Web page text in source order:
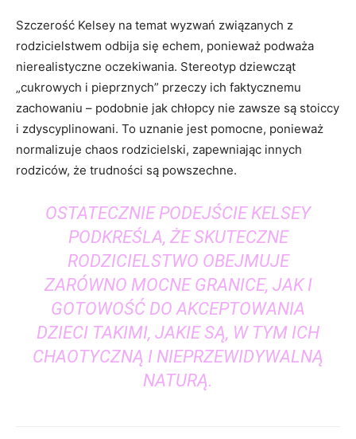
Szczerość Kelsey na temat wyzwań związanych z
rodzicielstwem odbija się echem, ponieważ podważa
nierealistyczne oczekiwania. Stereotyp dziewcząt
„cukrowych i pieprznych” przeczy ich faktycznemu
zachowaniu – podobnie jak chłopcy nie zawsze są stoiccy
i zdyscyplinowani. To uznanie jest pomocne, ponieważ
normalizuje chaos rodzicielski, zapewniając innych
rodziców, że trudności są powszechne.
OSTATECZNIE PODEJŚCIE KELSEY
PODKREŚLA, ŻE ​​SKUTECZNE
RODZICIELSTWO OBEJMUJE
ZARÓWNO MOCNE GRANICE, JAK I
GOTOWOŚĆ DO AKCEPTOWANIA
DZIECI TAKIMI, JAKIE SĄ, W TYM ICH
CHAOTYCZNĄ I NIEPRZEWIDYWALNĄ
NATURĄ.